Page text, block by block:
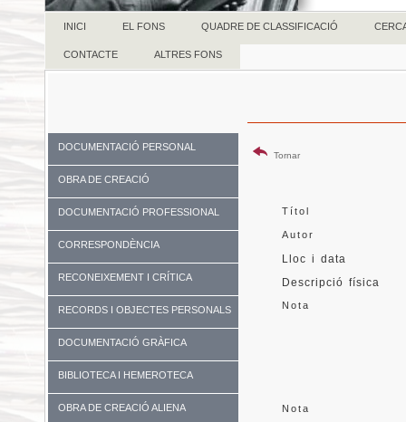
INICI EL FONS QUADRE DE CLASSIFICACIÓ
CONTACTE ALTRES FONS
DOCUMENTACIÓ PERSONAL
OBRA DE CREACIÓ
DOCUMENTACIÓ PROFESSIONAL
CORRESPONDÈNCIA
RECONEIXEMENT I CRÍTICA
RECORDS I OBJECTES PERSONALS
DOCUMENTACIÓ GRÀFICA
BIBLIOTECA I HEMEROTECA
OBRA DE CREACIÓ ALIENA
Tornar
Títol
Autor
Lloc i data
Descripció física
Nota
Nota